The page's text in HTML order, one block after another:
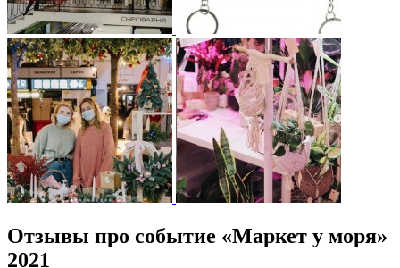
Отзывы про событие «Маркет у моря»
2021